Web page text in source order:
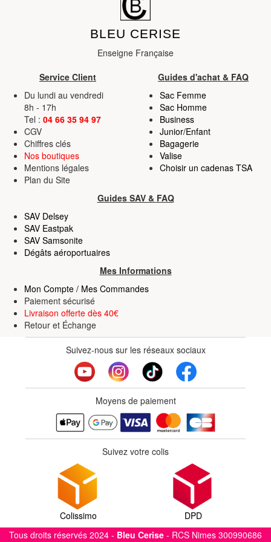
BLEU CERISE
Enseigne Française
Service Client
Guides d'achat & FAQ
Du lundi au vendredi
8h - 17h
Tel : 04 66 35 94 97
CGV
Chiffres clés
Nos boutiques
Mentions légales
Plan du Site
Sac Femme
Sac Homme
Business
Junior/Enfant
Bagagerie
Valise
Choisir un cadenas TSA
Guides SAV & FAQ
SAV Delsey
SAV Eastpak
SAV Samsonite
Dégâts aéroportuaires
Mes Informations
Mon Compte / Mes Commandes
Paiement sécurisé
Livraison offerte dès 40€
Retour et Échange
Suivez-nous sur les réseaux sociaux
Moyens de paiement
Suivez votre colis
Colissimo
DPD
Tous droits réservés 2024 - Bleu Cerise - RCS Nimes 300990686